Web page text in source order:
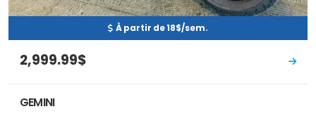
À partir de 18$/sem.
2,999.99$
GEMINI